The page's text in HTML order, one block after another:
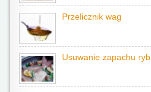
Przelicznik wag
Usuwanie zapachu ryb